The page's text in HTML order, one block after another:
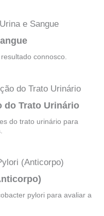
connosco.
do Trato Urinário
do trato urinário para
pylori para avaliar a